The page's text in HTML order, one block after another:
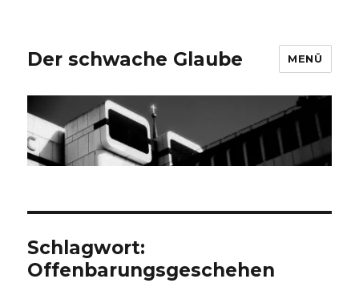
Der schwache Glaube MENÜ
Schlagwort:
Offenbarungsgeschehen